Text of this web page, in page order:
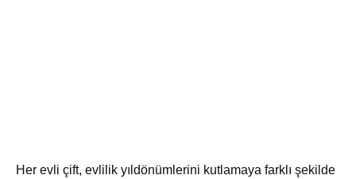
Her evli çift, evlilik yıldönümlerini kutlamaya farklı şekilde